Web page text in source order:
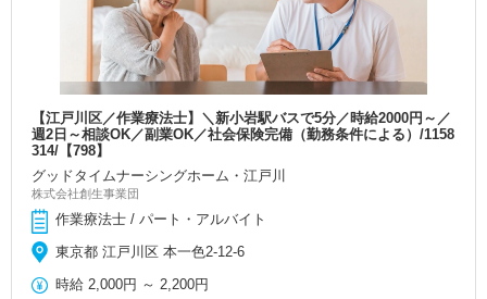
【江戸川区／作業療法士】＼新小岩駅バスで5分／時給2000円～／
週2日～相談OK／副業OK／社会保険完備（勤務条件による）/1158
314/【798】
グッドタイムナーシングホーム・江戸川
株式会社創生事業団
作業療法士 / パート・アルバイト
東京都 江戸川区 本一色2-12-6
時給 2,000円 ～2,200円